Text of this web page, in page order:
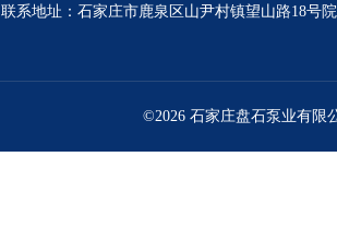
联系地址：石家庄市鹿泉区山尹村镇望山路18号
©2026 石家庄盘石泵业有限